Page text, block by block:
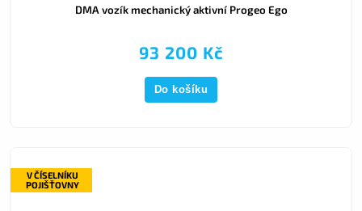
DMA vozík mechanický aktivní Progeo Ego
93 200 Kč
Do košíku
V ČÍSELNÍKU
POJIŠŤOVNY